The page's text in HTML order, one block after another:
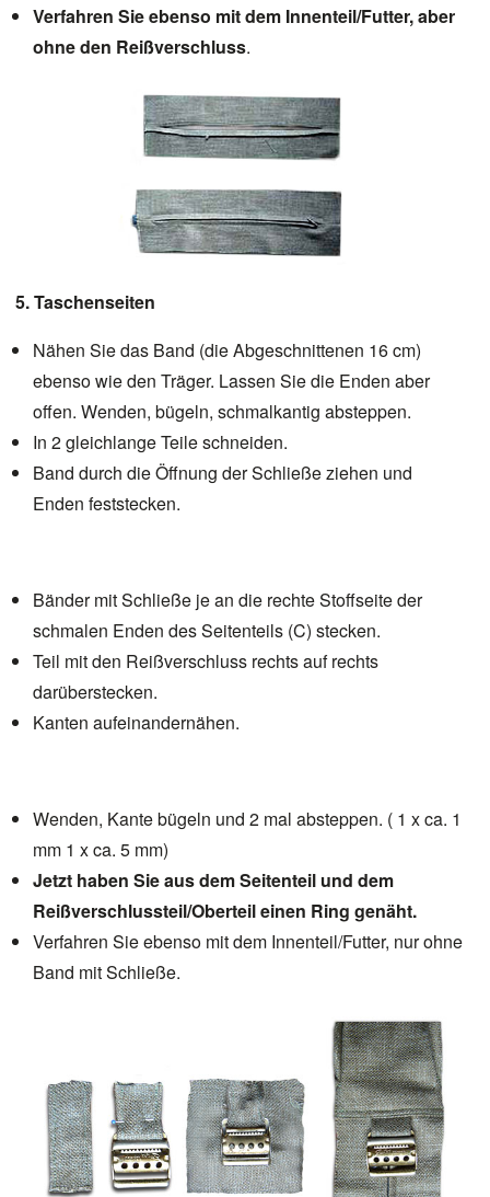
Verfahren Sie ebenso mit dem Innenteil/Futter, aber
ohne den Reißverschluss.
5. Taschenseiten
Nähen Sie das Band (die Abgeschnittenen 16 cm)
ebenso wie den Träger. Lassen Sie die Enden aber
offen. Wenden, bügeln, schmalkantig absteppen.
In 2 gleichlange Teile schneiden.
Band durch die Öffnung der Schließe ziehen und
Enden feststecken.
Bänder mit Schließe je an die rechte Stoffseite der
schmalen Enden des Seitenteils (C) stecken.
Teil mit den Reißverschluss rechts auf rechts
darüberstecken.
Kanten aufeinandernähen.
Wenden, Kante bügeln und 2 mal absteppen. ( 1 x ca. 1
mm 1 x ca. 5 mm)
Jetzt haben Sie aus dem Seitenteil und dem
Reißverschlussteil/Oberteil einen Ring genäht.
Verfahren Sie ebenso mit dem Innenteil/Futter, nur ohne
Band mit Schließe.